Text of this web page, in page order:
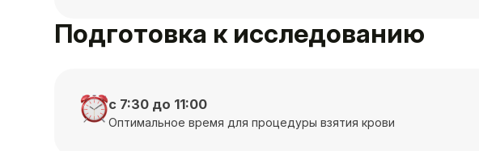
Подготовка к исследованию
с 7:30 до 11:00
Оптимальное время для процедуры взятия крови